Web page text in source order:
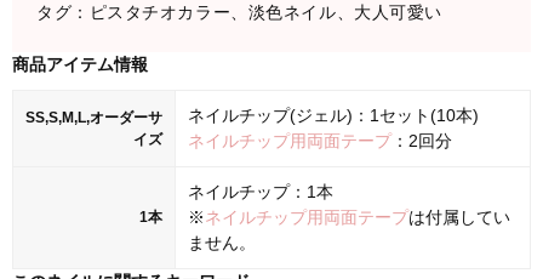
タグ：ピスタチオカラー、淡色ネイル、大人可愛い
商品アイテム情報
SS,S,M,L,オーダーサ
イズ
ネイルチップ(ジェル)：1セット(10本)
ネイルチップ用両面テープ：2回分
1本
ネイルチップ：1本
※ネイルチップ用両面テープは付属してい
ません。